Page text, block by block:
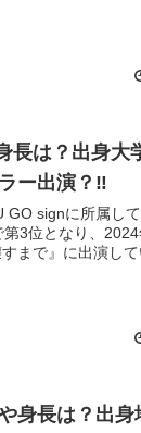
長は？出身大
ー出演？‼
GO signに所属し
3位となり、
まで』に出演して
身長は？出